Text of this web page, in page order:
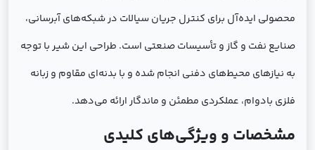
محصولی ایده‌آل برای کنترل جریان سیالات در شبکه‌های آبرسانی،
صنایع نفت و گاز و تأسیسات صنعتی است. طراحی این شیر با توجه
به نیازهای محیط‌های دفنی انجام شده و با بدنه‌ای مقاوم و زبانه
فلزی بادوام، عملکردی مطمئن و ماندگار ارائه می‌دهد.
مشخصات و ویژگی‌های کلیدی